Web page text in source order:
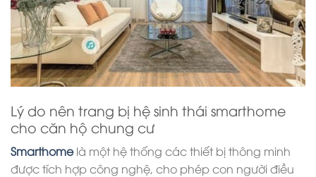
Lý do nên trang bị hệ sinh thái smarthome
cho căn hộ chung cư
Smarthomelà một hệ thống các thiết bị thông minh
được tích hợp công nghệ, cho phép con người điều